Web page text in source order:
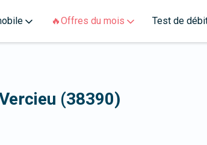
🔥Offres du mois Test de
(38390)